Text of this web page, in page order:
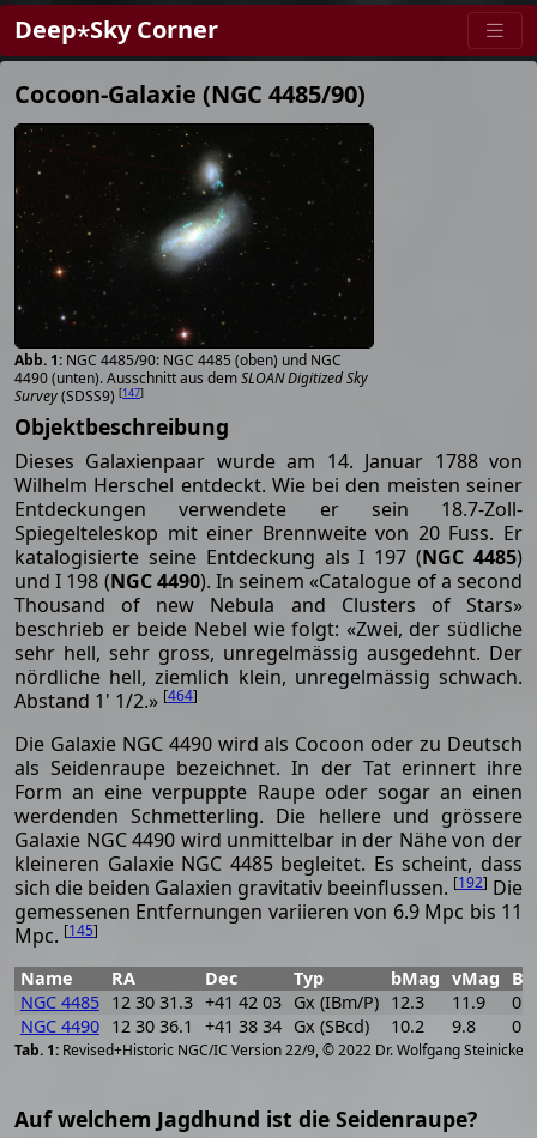
Deep⋆Sky Corner
Cocoon-Galaxie (NGC 4485/90)
NGC 4485/90: NGC 4485 (oben) und NGC
4490 (unten). Ausschnitt aus demSLOAN Digitized Sky
Survey(SDSS9) [147]
Objektbeschreibung
Dieses Galaxienpaar wurde am 14. Januar 1788 von
Wilhelm Herschel entdeckt. Wie bei den meisten seiner
Entdeckungen verwendete er sein 18.7-Zoll-
Spiegelteleskop mit einer Brennweite von 20 Fuss. Er
katalogisierte seine Entdeckung als I 197 (NGC 4485)
und I 198 (NGC 4490). In seinem «Catalogue of a second
Thousand of new Nebula and Clusters of Stars»
beschrieb er beide Nebel wie folgt: «Zwei, der südliche
sehr hell, sehr gross, unregelmässig ausgedehnt. Der
nördliche hell, ziemlich klein, unregelmässig schwach.
Abstand 1' 1/2.» [464]
Die Galaxie NGC 4490 wird als Cocoon oder zu Deutsch
als Seidenraupe bezeichnet. In der Tat erinnert ihre
Form an eine verpuppte Raupe oder sogar an einen
werdenden Schmetterling. Die hellere und grössere
Galaxie NGC 4490 wird unmittelbar in der Nähe von der
kleineren Galaxie NGC 4485 begleitet. Es scheint, dass
sich die beiden Galaxien gravitativ beeinflussen. [192] Die
gemessenen Entfernungen variieren von 6.9 Mpc bis 11
Mpc. [145]
Revised+Historic NGC/IC Version 22/9, © 2022 Dr. Wolfgang Steinicke
Name RA Dec Typ bMag vMag
B-
NGC 4485 12 30 31.3 +41 42 03 Gx (IBm/P) 12.3 11.9
0.4
NGC 4490 12 30 36.1 +41 38 34 Gx (SBcd) 10.2 9.8 0.4
Auf welchem Jagdhund ist die Seidenraupe?